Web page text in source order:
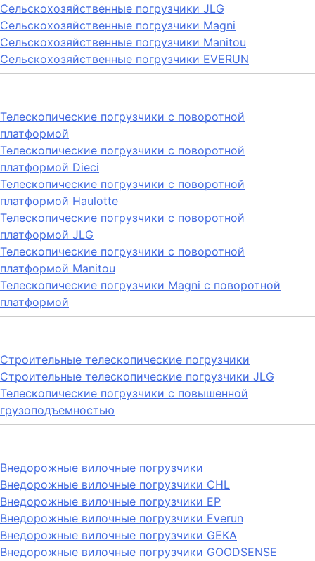
Сельскохозяйственные погрузчики JLG
Сельскохозяйственные погрузчики Magni
Сельскохозяйственные погрузчики Manitou
Сельскохозяйственные погрузчики EVERUN
Телескопические погрузчики с поворотной
платформой
Телескопические погрузчики с поворотной
платформой Dieci
Телескопические погрузчики с поворотной
платформой Haulotte
Телескопические погрузчики с поворотной
платформой JLG
Телескопические погрузчики с поворотной
платформой Manitou
Телескопические погрузчики Magni с поворотной
платформой
Строительные телескопические погрузчики
Строительные телескопические погрузчики JLG
Телескопические погрузчики с повышенной
грузоподъемностью
Внедорожные вилочные погрузчики
Внедорожные вилочные погрузчики CHL
Внедорожные вилочные погрузчики EP
Внедорожные вилочные погрузчики Everun
Внедорожные вилочные погрузчики GEKA
Внедорожные вилочные погрузчики GOODSENSE